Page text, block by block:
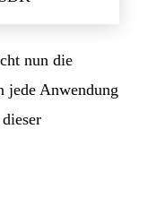
nun die
jede Anwendung